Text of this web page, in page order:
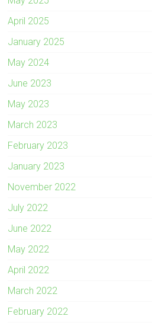
April 2025
January 2025
May 2024
June 2023
May 2023
March 2023
February 2023
January 2023
November 2022
July 2022
June 2022
May 2022
April 2022
March 2022
February 2022